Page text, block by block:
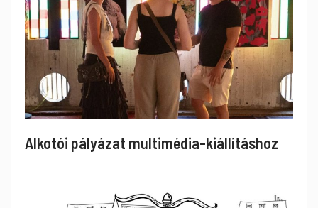
Alkotói pályázat multimédia-kiállításhoz